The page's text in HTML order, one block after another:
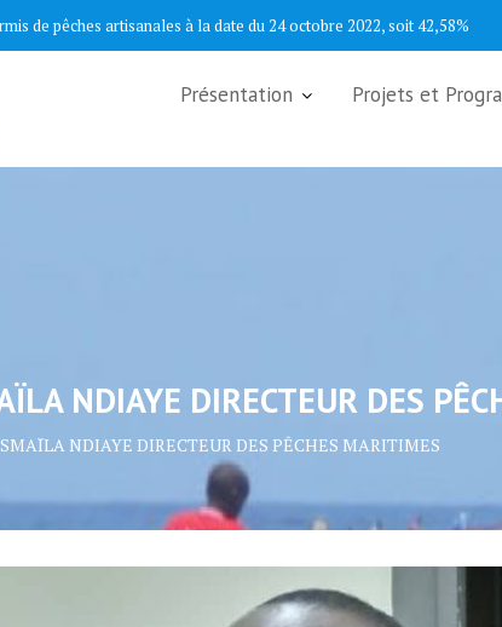
de pêches artisanales à la date du 24 octobre 2022, soit 42,58%
Présentation Projets et
NDIAYE DIRECTEUR DES
NDIAYE DIRECTEUR DES PÊCHES MARITIMES